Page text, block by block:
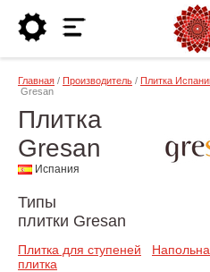
Главная / Производитель / Плитка
Gresan
Плитка
Gresan
Испания
Типы
плитки Gresan
Плитка для ступеней
плитка